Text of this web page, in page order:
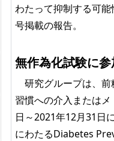
わたって抑制する可
号掲載の報告。
無作為化試験に
研究グループは、前
習慣への介入または
日～2021年12月31日
にわたるDiabetes